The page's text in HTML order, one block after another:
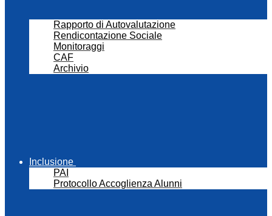
Rapporto di Autovalutazione
Rendicontazione Sociale
Monitoraggi
CAF
Archivio
Inclusione
PAI
Protocollo Accoglienza Alunni